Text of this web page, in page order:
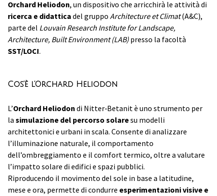
Orchard Heliodon, un dispositivo che arricchirà le attività di
ricerca e didattica del gruppo Architecture et Climat(A&C),
parte del Louvain Research Institute for Landscape,
Architecture, Built Environment (LAB) presso la facoltà
SST/LOCI.
Cos’è l’Orchard Heliodon
L’Orchard Heliodon di Nitter‑Betanit è uno strumento per
la simulazione del percorso solaresu modelli
architettonici e urbani in scala. Consente di analizzare
l’illuminazione naturale, il comportamento
dell’ombreggiamento e il comfort termico, oltre a valutare
l’impatto solare di edifici e spazi pubblici.
Riproducendo il movimento del sole in base a latitudine,
mese e ora, permette di condurre esperimentazioni visive e